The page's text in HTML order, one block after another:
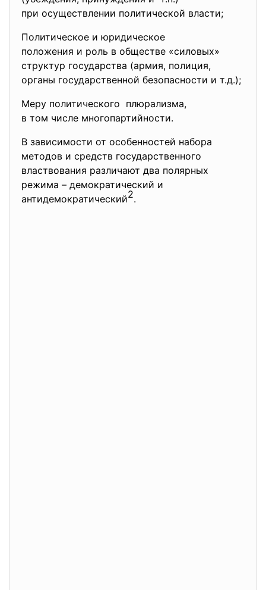
при осуществлении политической власти;
Политическое и юридическое
положения и роль в обществе «силовых»
структур государства (армия, полиция,
органы государственной безопасности и т.д.);
Меру политического плюрализма,
в том числе многопартийности.
В зависимости от особенностей набора
методов и средств государственного
властвования различают два полярных
режима – демократический и
антидемократический2.